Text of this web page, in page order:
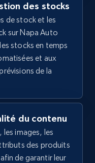
by shop url
Currency, Initial
and more.
Commencer
Detailed
and more.
des stocks
de stock et les
sur Napa Auto
stocks en temps
et aux
de la
du contenu
les images, les
des produits
de garantir leur